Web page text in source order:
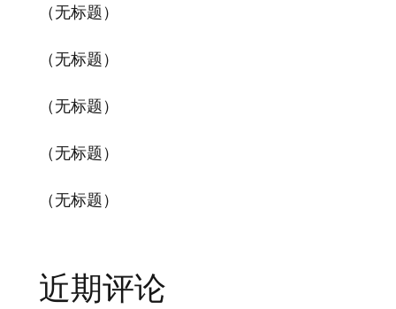
（无标题）
（无标题）
（无标题）
（无标题）
（无标题）
近期评论